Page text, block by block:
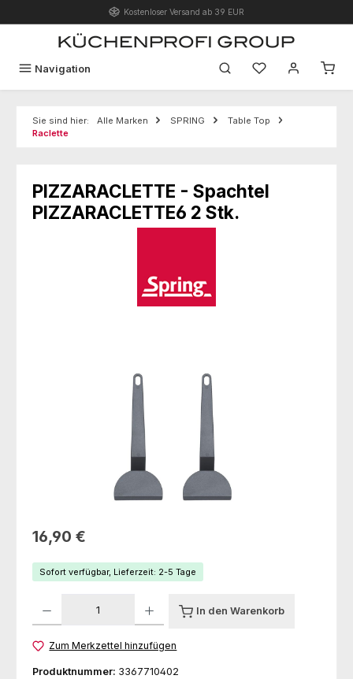
Zum Hauptinhalt springenKostenloser Versand ab 39 EUR
Navigation Du hast 0
Sie sind hier: Alle Marken SPRING
Table Top
Raclette
PIZZARACLETTE - Spachtel
PIZZARACLETTE6 2 Stk.
Regulärer Preis:
16,90 €
Sofort verfügbar, Lieferzeit: 2-5 Tage
In den Warenkorb
Zum Merkzettel hinzufügen
Produktnummer: 3367710402